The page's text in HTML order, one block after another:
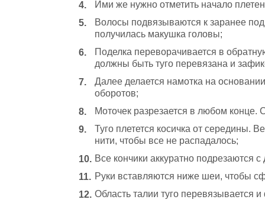
Ими же нужно отметить начало
Волосы подвязываются к заранее
получилась макушка головы;
Поделка переворачивается в
должны быть туго перевязана и
Далее делается намотка на
оборотов;
Моточек разрезается в любом конце.
Туго плетется косичка от середины.
нити, чтобы все не распадалось;
Все кончики аккуратно подрезаются с
Руки вставляются ниже шеи, чтобы
Область талии туго перевязывается